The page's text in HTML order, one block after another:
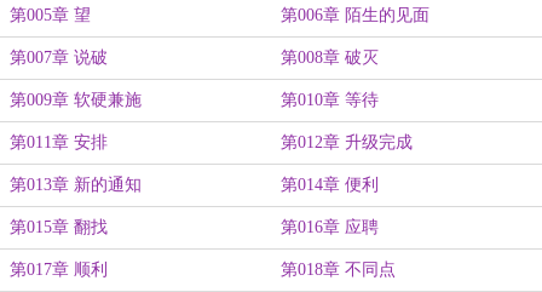
第005章 望 第006章 陌生的见面
第007章 说破 第008章 破灭
第009章 软硬兼施 第010章 等待
第011章 安排 第012章 升级完成
第013章 新的通知 第014章 便利
第015章 翻找 第016章 应聘
第017章 顺利 第018章 不同点